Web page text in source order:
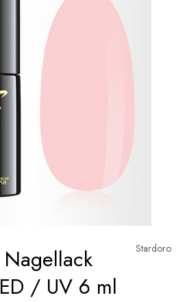
Stardoro
/ UV 6 ml